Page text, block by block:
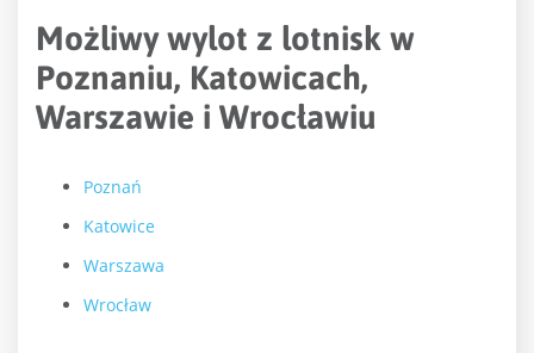
Możliwy wylot z lotnisk w
Poznaniu, Katowicach,
Warszawie i Wrocławiu
Poznań
Katowice
Warszawa
Wrocław